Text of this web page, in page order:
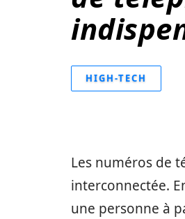
HIGH-TECH
Les numéros de
interconnectée.
une personne à